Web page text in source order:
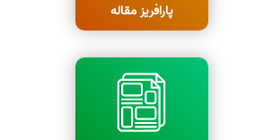
پارافریز مقاله